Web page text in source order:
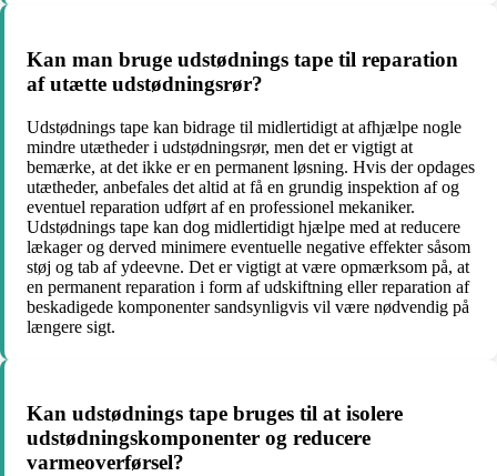
Kan man bruge udstødnings tape til reparation
af utætte udstødningsrør?
Udstødnings tape kan bidrage til midlertidigt at afhjælpe nogle
mindre utætheder i udstødningsrør, men det er vigtigt at
bemærke, at det ikke er en permanent løsning. Hvis der opdages
utætheder, anbefales det altid at få en grundig inspektion af og
eventuel reparation udført af en professionel mekaniker.
Udstødnings tape kan dog midlertidigt hjælpe med at reducere
lækager og derved minimere eventuelle negative effekter såsom
støj og tab af ydeevne. Det er vigtigt at være opmærksom på, at
en permanent reparation i form af udskiftning eller reparation af
beskadigede komponenter sandsynligvis vil være nødvendig på
længere sigt.
Kan udstødnings tape bruges til at isolere
udstødningskomponenter og reducere
varmeoverførsel?